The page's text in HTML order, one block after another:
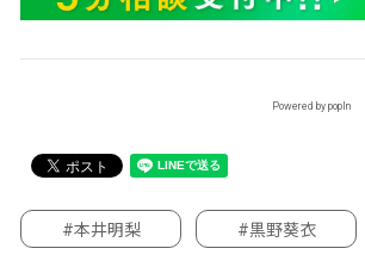
Powered by popIn
#本井明梨 #黒野葵衣